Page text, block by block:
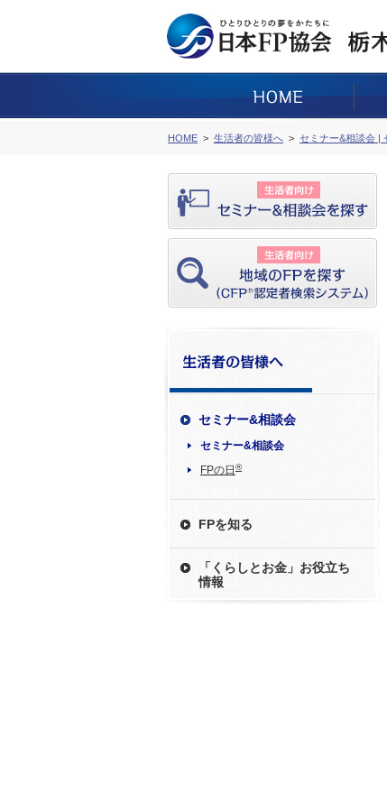
HOME 生活者の皆様へ セミナー&相談会 |
セミナー&相談会
セミナー&相談会
FPの日 ®
FPを知る
「くらしとお金」お役立ち
情報